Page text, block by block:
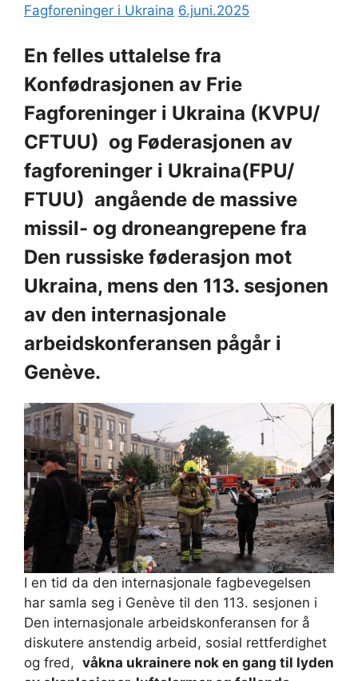
Fagforeninger i Ukraina 6.juni.2025
En felles uttalelse fra
Konfødrasjonen av Frie
Fagforeninger i Ukraina (KVPU/
CFTUU) og Føderasjonen av
fagforeninger i Ukraina(FPU/
FTUU) angående de massive
missil- og droneangrepene fra
Den russiske føderasjon mot
Ukraina, mens den 113. sesjonen
av den internasjonale
arbeidskonferansen pågår i
Genève.
I en tid da den internasjonale fagbevegelsen
har samla seg i Genève til den 113. sesjonen i
Den internasjonale arbeidskonferansen for å
diskutere anstendig arbeid, sosial rettferdighet
og fred, våkna ukrainere nok en gang til lyden